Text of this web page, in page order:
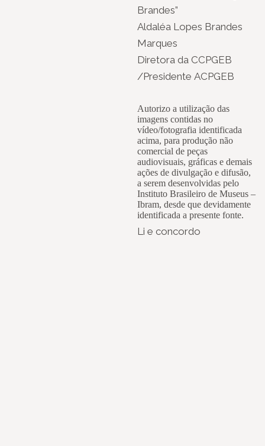
Brandes”
Aldaléa Lopes Brandes
Marques
Diretora da CCPGEB
/Presidente ACPGEB
Autorizo a utilização das
imagens contidas no
vídeo/fotografia identificada
acima, para produção não
comercial de peças
audiovisuais, gráficas e demais
ações de divulgação e difusão,
a serem desenvolvidas pelo
Instituto Brasileiro de Museus –
Ibram, desde que devidamente
identificada a presente fonte.
Li e concordo